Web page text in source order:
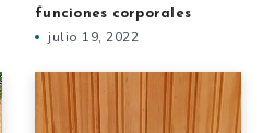
funciones corporales
julio 19, 2022